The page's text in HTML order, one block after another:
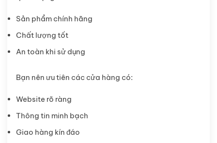
Sản phẩm chính hãng
Chất lượng tốt
An toàn khi sử dụng
Bạn nên ưu tiên các cửa hàng có:
Website rõ ràng
Thông tin minh bạch
Giao hàng kín đáo